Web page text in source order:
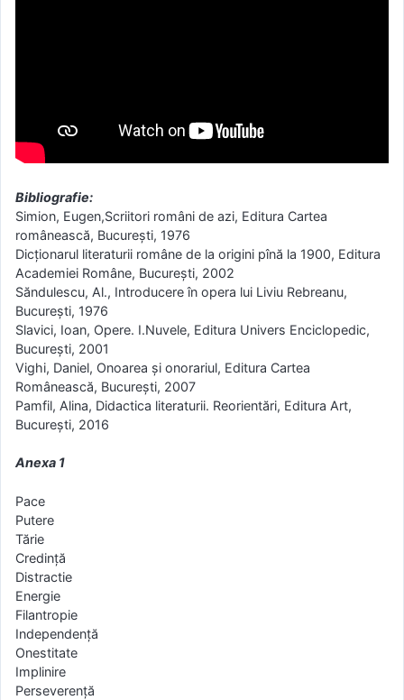
Bibliografie:
Simion, Eugen,Scriitori români de azi, Editura Cartea
românească, Bucureşti, 1976
Dicţionarul literaturii române de la origini pînă la 1900, Editura
Academiei Române, Bucureşti, 2002
Săndulescu, Al., Introducere în opera lui Liviu Rebreanu,
Bucureşti, 1976
Slavici, Ioan, Opere. I.Nuvele, Editura Univers Enciclopedic,
Bucureşti, 2001
Vighi, Daniel, Onoarea şi onorariul, Editura Cartea
Românească, Bucureşti, 2007
Pamfil, Alina, Didactica literaturii. Reorientări, Editura Art,
Bucureşti, 2016
Anexa 1
Pace
Putere
Tărie
Credință
Distractie
Energie
Filantropie
Independență
Onestitate
Implinire
Perseverență